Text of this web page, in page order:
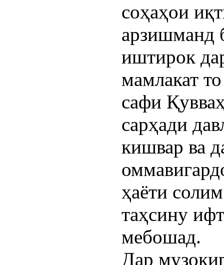
соҳаҳои
арзишманд
иштирок
мамлакат
сафи
сарҳади
кишвар ва
ҳаёти
таҳсину
мебошад.
Дар